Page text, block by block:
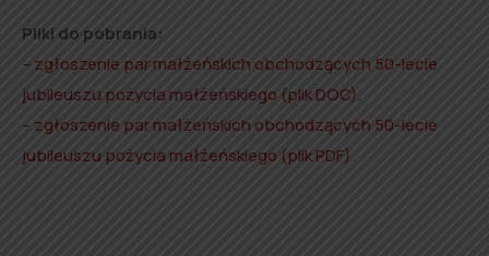
Pliki do pobrania:
– zgłoszenie par małżeńskich obchodzących 50-lecie
jubileuszu pożycia małżeńskiego (plik DOC),
– zgłoszenie par małżeńskich obchodzących 50-lecie
jubileuszu pożycia małżeńskiego (plik PDF) .